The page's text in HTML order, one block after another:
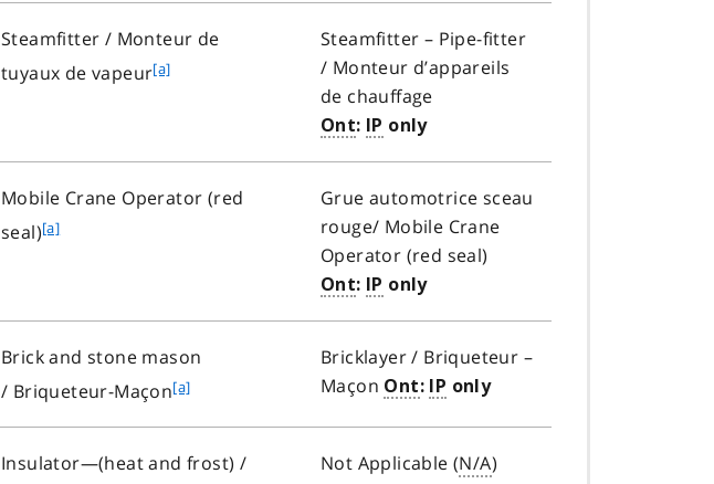
t
e
Steamfitter / Monteur de
tuyaux de vapeurf
o
[a]
Steamfitter – Pipe-fitter
/ Monteur d’appareils
de chauffage
Ont: IP only
Mobile Crane Operator (red
seal)f
o
t
e
a
[a]
Grue automotrice sceau
rouge/ Mobile Crane
Operator (red seal)
Ont: IP only
Brick and stone mason
/ Briqueteur-Maçonf
t
[a]
Bricklayer / Briqueteur –
Maçon Ont: IP only
Insulator—(heat and frost) /
Not Applicable (N/A)